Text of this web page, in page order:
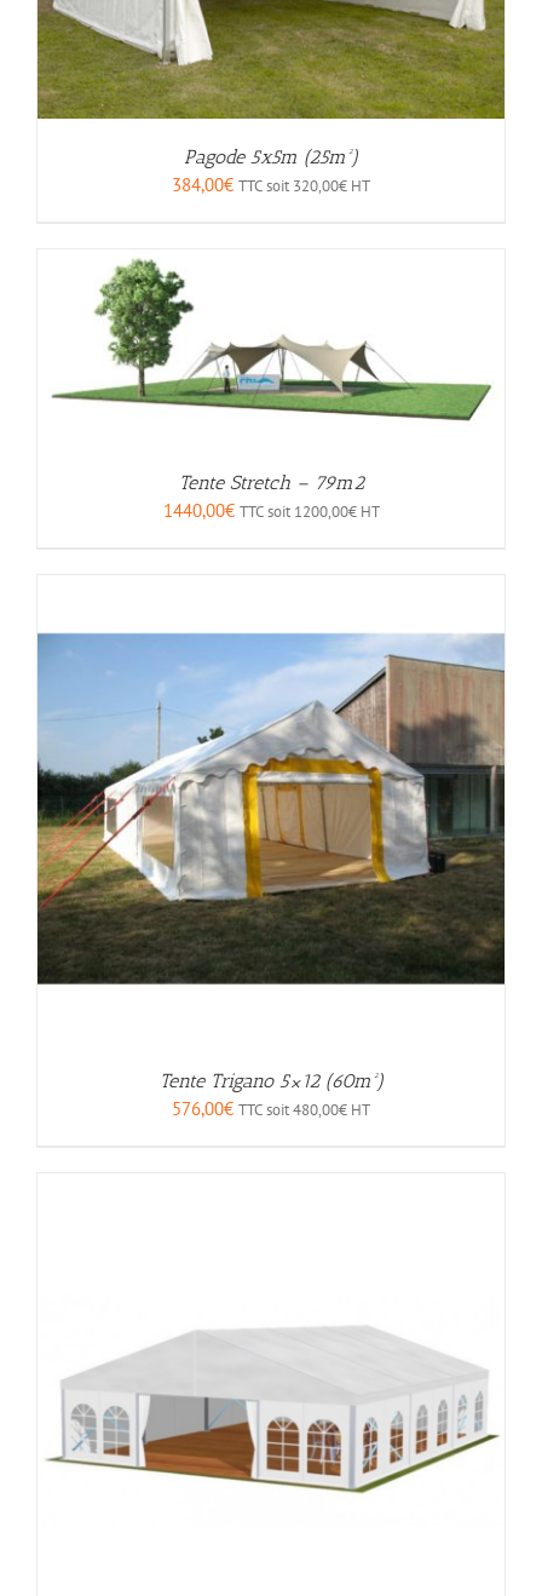
Pagode 5x5m (25m²)
384,00€ TTC soit 320,00€ HT
Tente Stretch – 79m2
1440,00€ TTC soit 1200,00€HT
Tente Trigano 5×12 (60m²)
576,00€ TTC soit480,00€ HT